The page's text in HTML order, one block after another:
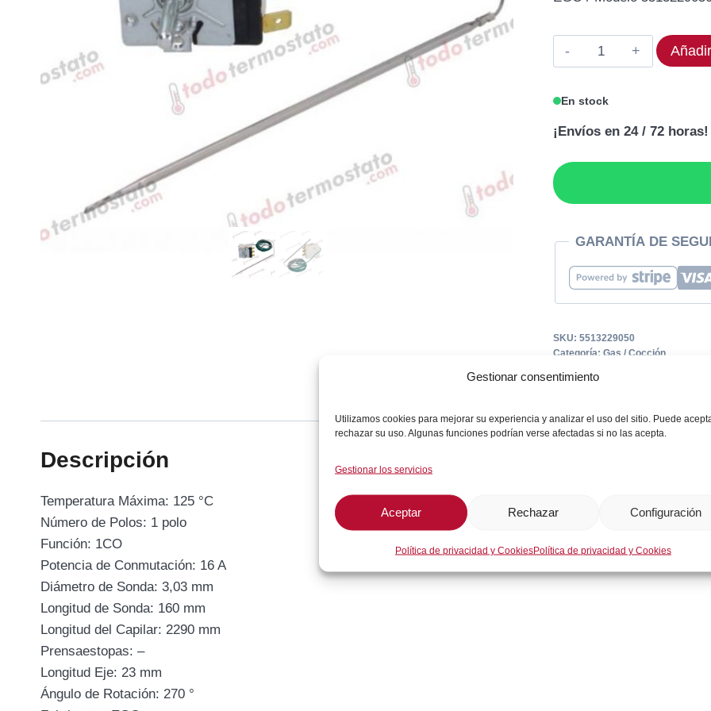
Gestionar consentimiento
Utilizamos cookies para mejorar su experiencia y analizar el uso del sitio. Puede
rechazar su uso. Algunas funciones podrían verse afectadas si no las acepta.
Gestionar los servicios
Aceptar Rechazar Configuración
Política de privacidad y CookiesPolítica de privacidad y Cookies
era:
141,92€.
es:
Termostato
EG0
Rango
125°C
En stock
¡Envíos en 24 / 72 horas!
GARANTÍA DE
SKU: 5513229050
Categoría: Gas / Cocción
Descripción
Temperatura Máxima: 125 °C
Número de Polos: 1 polo
Función: 1CO
Potencia de Conmutación: 16 A
Diámetro de Sonda: 3,03 mm
Longitud de Sonda: 160 mm
Longitud del Capilar: 2290 mm
Prensaestopas: –
Longitud Eje: 23 mm
Ángulo de Rotación: 270 °